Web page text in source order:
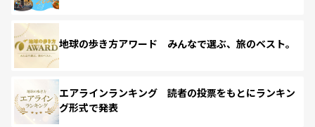
地球の歩き方アワード みんなで選ぶ、旅のベスト。
エアラインランキング 読者の投票をもとにランキン
グ形式で発表